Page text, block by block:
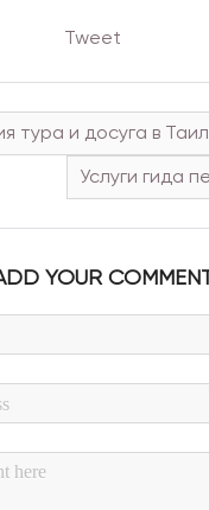
Tweet
тура и досуга в
Услуги гида
YOUR